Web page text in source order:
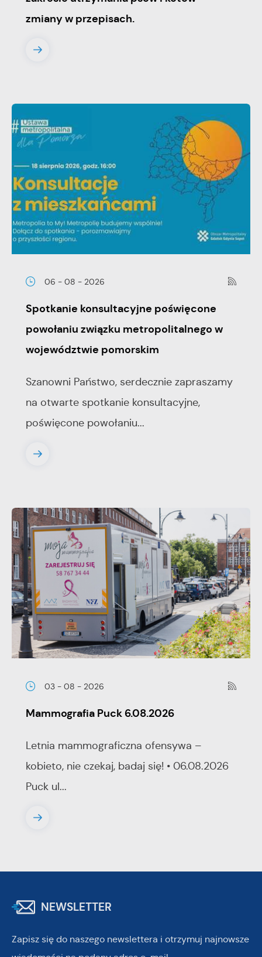
zmiany w przepisach.
06 - 08 - 2026
Spotkanie konsultacyjne poświęcone
powołaniu związku metropolitalnego w
województwie pomorskim
Szanowni Państwo, serdecznie zapraszamy
na otwarte spotkanie konsultacyjne,
poświęcone powołaniu...
03 - 08 - 2026
Mammografia Puck 6.08.2026
Letnia mammograficzna ofensywa –
kobieto, nie czekaj, badaj się! • 06.08.2026
Puck ul...
NEWSLETTER
Zapisz się do naszego newslettera i otrzymuj najnowsze